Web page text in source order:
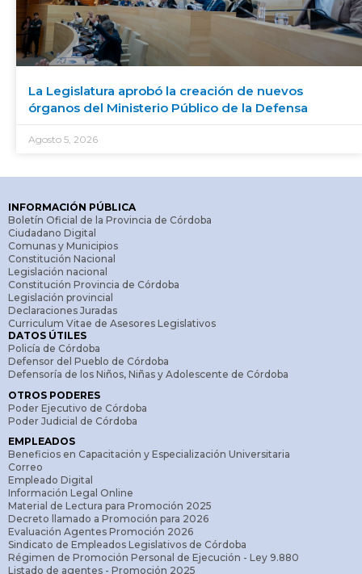
La Legislatura aprobó la creación de nuevos
órganos del Ministerio Público de la Defensa
Agosto 5, 2026
INFORMACIÓN PÚBLICA
Boletín Oficial de la Provincia de Córdoba
Ciudadano Digital
Comunas y Municipios
Constitución Nacional
Legislación nacional
Constitución Provincia de Córdoba
Legislación provincial
Declaraciones Juradas
Curriculum Vitae de Asesores Legislativos
DATOS ÚTILES
Policía de Córdoba
Defensor del Pueblo de Córdoba
Defensoría de los Niños, Niñas y Adolescente de Córdoba
OTROS PODERES
Poder Ejecutivo de Córdoba
Poder Judicial de Córdoba
EMPLEADOS
Beneficios en Capacitación y Especialización Universitaria
Correo
Empleado Digital
Información Legal Online
Material de Lectura para Promoción 2025
Decreto llamado a Promoción para 2026
Evaluación Agentes Promoción 2026
Sindicato de Empleados Legislativos de Córdoba
Régimen de Promoción Personal de Ejecución - Ley 9.880
Listado de agentes - Promoción 2025